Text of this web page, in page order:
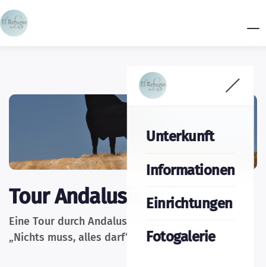
Unterkunft
Informationen
Einrichtungen
Fotogalerie
Tour Andalusien
Eine Tour durch Andalusien unter dem Motto:
„Nichts muss, alles darf“.